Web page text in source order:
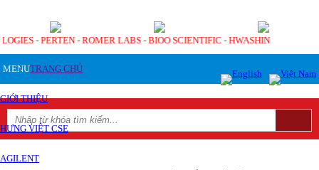
- PERTEN - ROMER LABS - BIOO SCIENTIFIC - HWASHIN
MENUTRANG CHỦ
GIỚI THIỆU
HƯNG VIỆT CSE
AGILENT